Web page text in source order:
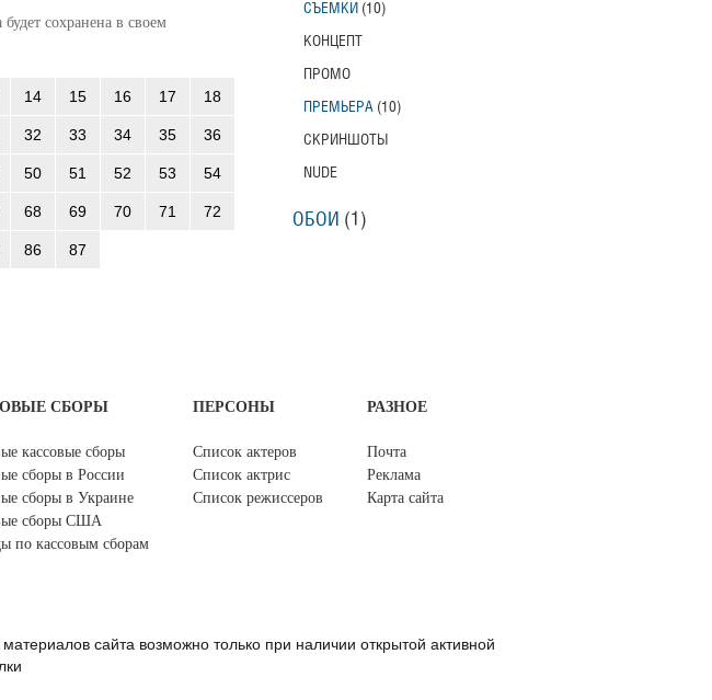
сохранена в своем
14 15 16 17 18
32 33 34 35 36
50 51 52 53 54
68 69 70 71 72
86 87
СЪЕМКИ (10)
КОНЦЕПТ
ПРОМО
ПРЕМЬЕРА (10)
СКРИНШОТЫ
NUDE
ОБОИ (1)
СБОРЫ
кассовые сборы
сборы в России
сборы в Украине
сборы США
по кассовым сборам
ПЕРСОНЫ
Список актеров
Список актрис
Список режиссеров
РАЗНОЕ
Почта
Реклама
Карта сайта
сайта возможно только при наличии открытой активной